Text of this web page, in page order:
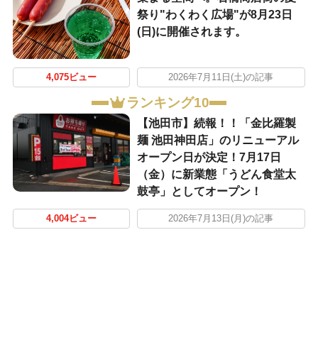
祭り"わくわく広場"が8月23日
(日)に開催されます。
4,075ビュー 2026年7月11日(土)の記事
ランキング10
【池田市】続報！！「金比羅製
麺 池田神田店」のリニューアル
オープン日が決定！7月17日
（金）に新業態「うどん食堂太
鼓亭」としてオープン！
4,004ビュー 2026年7月13日(月)の記事